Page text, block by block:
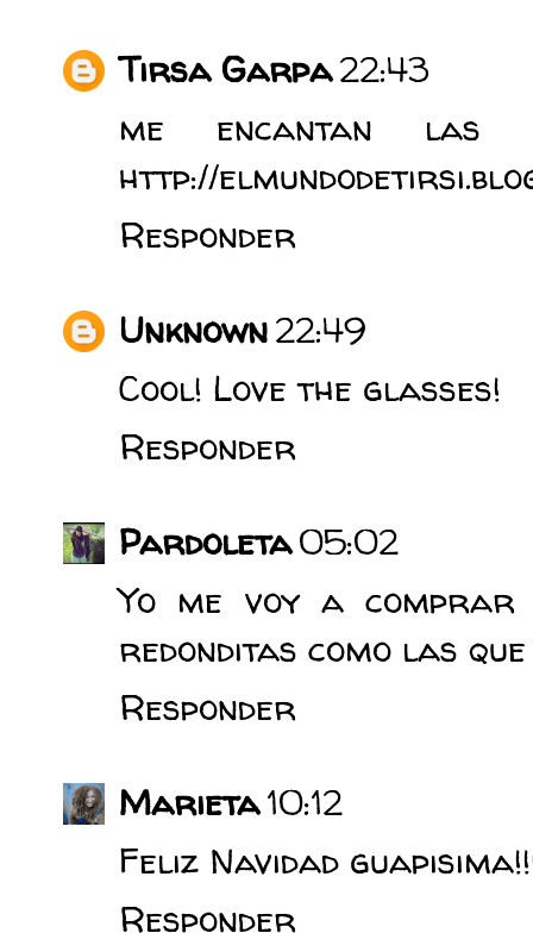
Tirsa Garpa22:43
me encantan las
http://
Responder
Unknown22:49
Cool! Love the glasses!
Responder
Pardoleta05:02
Yo me voy a comprar
redonditas como las
Responder
Marieta10:12
Feliz Navidad
Responder